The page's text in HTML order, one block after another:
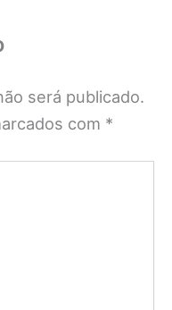
será publicado.
com *